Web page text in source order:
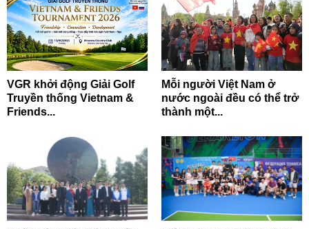
VGR khởi động Giải Golf
Truyền thống Vietnam &
Friends...
Mỗi người Việt Nam ở
nước ngoài đều có thể trở
thành một...